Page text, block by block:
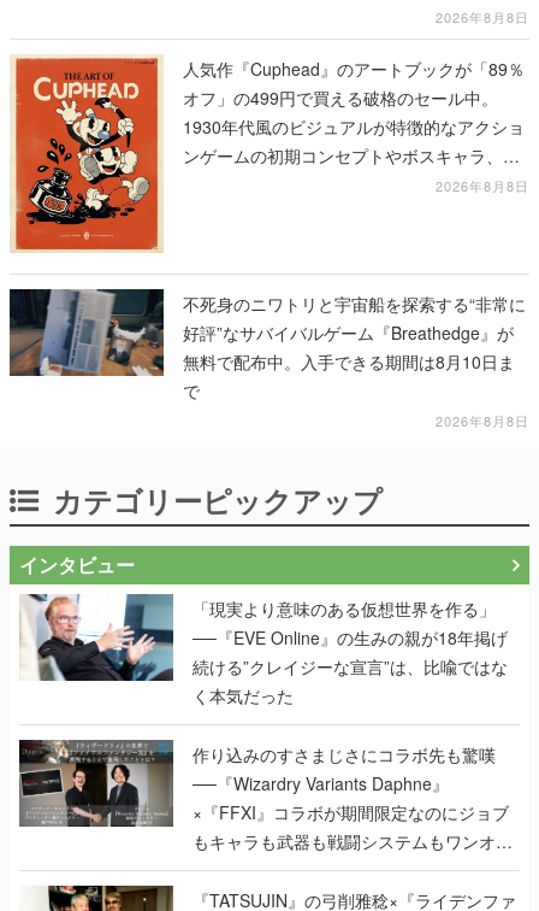
2026年8月8日
人気作『Cuphead』のアートブックが「89％
オフ」の499円で買える破格のセール中。
1930年代風のビジュアルが特徴的なアクショ
ンゲームの初期コンセプトやボスキャラ、ス
2026年8月8日
不死身のニワトリと宇宙船を探索する“非常に
好評”なサバイバルゲーム『Breathedge』が
無料で配布中。入手できる期間は8月10日ま
で
2026年8月8日
カテゴリーピックアップ
インタビュー
「現実より意味のある仮想世界を作る」
──『EVE Online』の生みの親が18年掲げ
続ける”クレイジーな宣言”は、比喩ではな
く本気だった
作り込みのすさまじさにコラボ先も驚嘆
──『Wizardry Variants Daphne』
×『FFXI』コラボが期間限定なのにジョブ
もキャラも武器も戦闘システムもワンオフ
で作り込まれた理由を両ディレクターに聞
く
『TATSUJIN』の弓削雅稔×『ライデンファ